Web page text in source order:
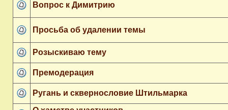
Вопрос к Димитрию
Просьба об удалении темы
Розыскиваю тему
Премодерация
Ругань и сквернословие Штильмарка